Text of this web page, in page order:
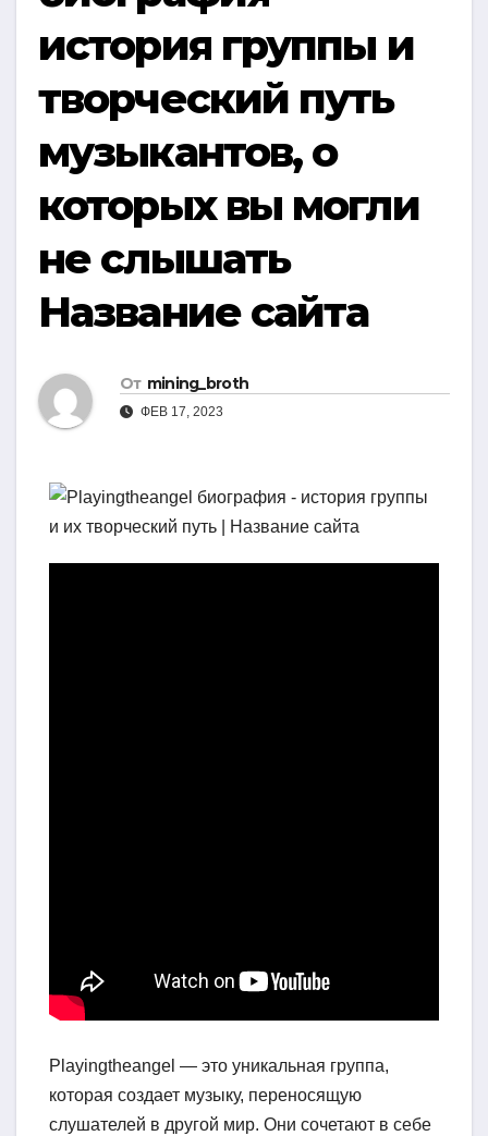
история группы и
творческий путь
музыкантов, о
которых вы могли
не слышать
Название сайта
От mining_broth
ФЕВ 17, 2023
Playingtheangel — это уникальная группа,
которая создает музыку, переносящую
слушателей в другой мир. Они сочетают в себе